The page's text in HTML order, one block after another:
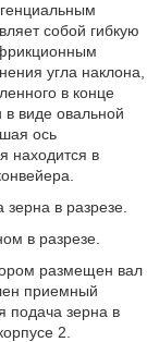
собой гибкую
угла наклона,
в конце
виде овальной
ось
находится в
в разрезе.
в разрезе.
размещен вал
приемный
подача зерна в
2.